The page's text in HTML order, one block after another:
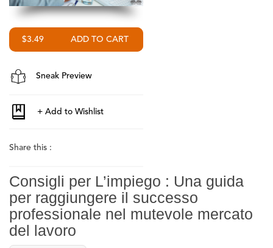
$3.49
Sneak Preview
Share this :
Consigli per L’impiego : Una guida
per raggiungere il successo
professionale nel mutevole mercato
del lavoro